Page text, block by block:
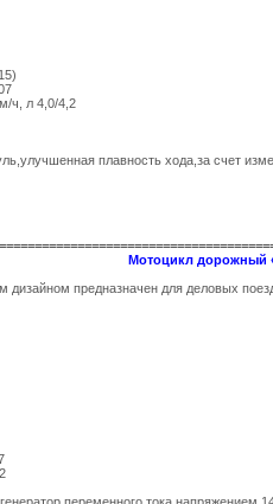
ч, л 4,0/4,2
плавность хода,за счет
Мотоцикл дорожный
предназначен для деловых